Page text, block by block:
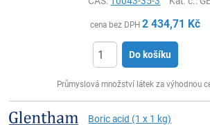
cena bez DPH 2 434,71 Kč
Do košíku
Průmyslová množství látek za výhodnou
Boric acid (1 x 1 kg)